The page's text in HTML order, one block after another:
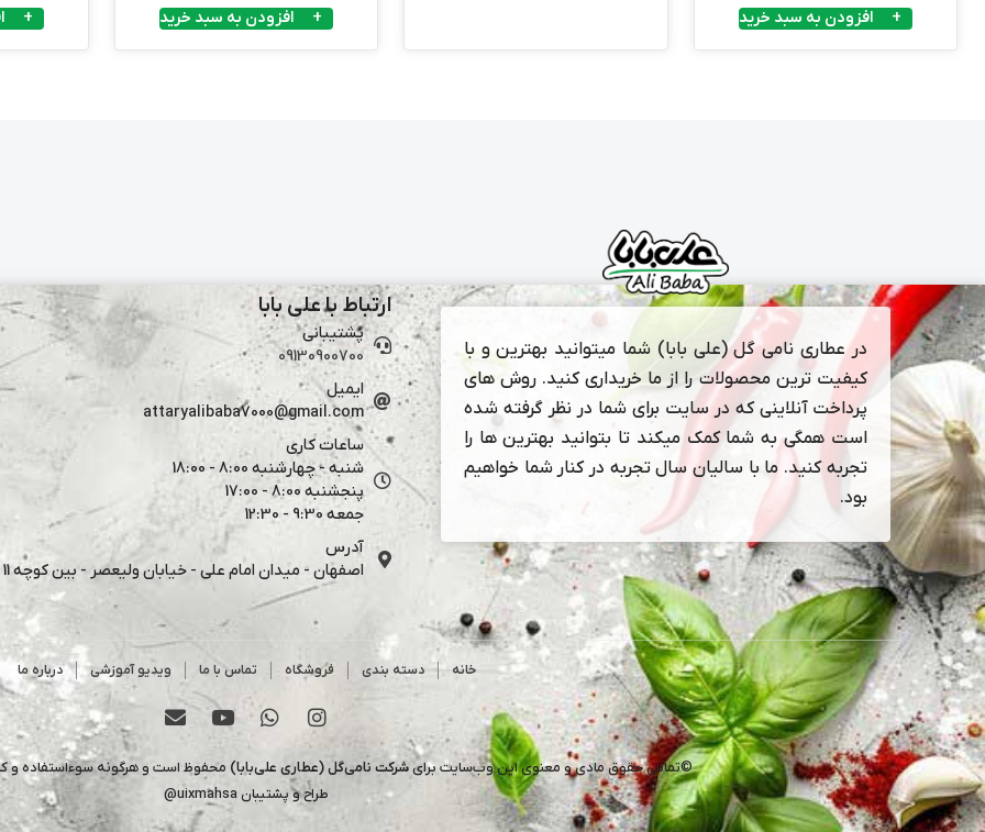
افزودن به سبد خرید افزودن به سبد خرید
در عطاری نامی گل (علی بابا) شما میتوانید بهترین و با
کیفیت ترین محصولات را از ما خریداری کنید. روش های
پرداخت آنلاینی که در سایت برای شما در نظر گرفته شده
است همگی به شما کمک میکند تا بتوانید بهترین ها را
تجربه کنید. ما با سالیان سال تجربه در کنار شما خواهیم
بود.
ارتباط با علی بابا
پشتیبانی
09130900700
ایمیل
attaryalibaba7000@gmail.com
ساعات کاری
شنبه - چهارشنبه 8:00 - 18:00
پنجشنبه 8:00 - 17:00
جمعه 9:30 - 12:30
آدرس
اصفهان - میدان امام علی - خیابان ولیعصر - بین کوچه 11 و 13
خانه دسته بندی فروشگاه تماس با ما ویدیو آموزشی درباره ما
©تمامی حقوق مادی و معنوی این وب‌سایت برایشرکت نامی‌گل (عطاری علی‌بابا) محفوظ است و هرگونه سوءاستفاده و
طراح و پشتیبانuixmahsa@